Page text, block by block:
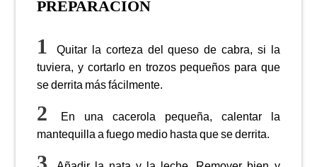
PREPARACIÓN
Quitar la corteza del queso de cabra, si la
tuviera, y cortarlo en trozos pequeños para que
se derrita más fácilmente.
En una cacerola pequeña, calentar la
mantequilla a fuego medio hasta que se derrita.